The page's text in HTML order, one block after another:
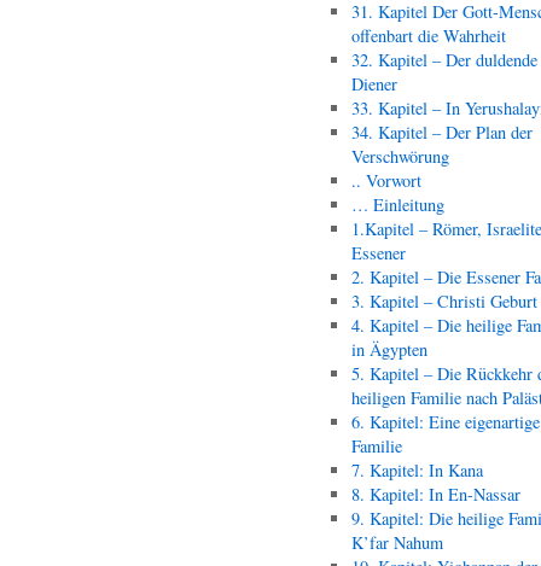
31. Kapitel Der Gott-
offenbart die Wahrheit
32. Kapitel – Der duldende
Diener
33. Kapitel – In
34. Kapitel – Der Plan der
Verschwörung
.. Vorwort
… Einleitung
1.Kapitel – Römer,
Essener
2. Kapitel – Die Essener
3. Kapitel – Christi Geburt
4. Kapitel – Die heilige
in Ägypten
5. Kapitel – Die Rückkehr
heiligen Familie nach
6. Kapitel: Eine eigenartige
Familie
7. Kapitel: In Kana
8. Kapitel: In En-Nassar
9. Kapitel: Die heilige
K’far Nahum